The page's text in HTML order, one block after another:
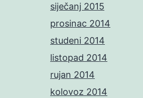
siječanj 2015
prosinac 2014
studeni 2014
listopad 2014
rujan 2014
kolovoz 2014